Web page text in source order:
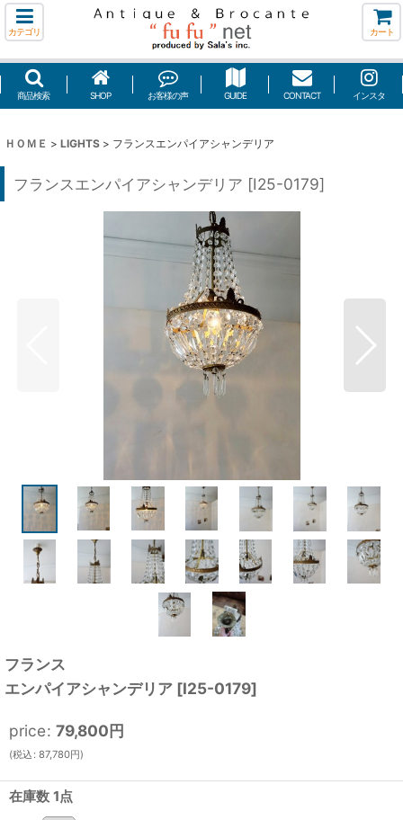
カテゴリ カート
商品検索 SHOP お客様の声 GUIDE CONTACT インスタ
ＨＯＭＥ > LIGHTS > フランスエンパイアシャンデリア
フランスエンパイアシャンデリア [I25-0179]
フランス
エンパイアシャンデリア [I25-0179]
price: 79,800円
(税込 : 87,780円)
在庫数 1点